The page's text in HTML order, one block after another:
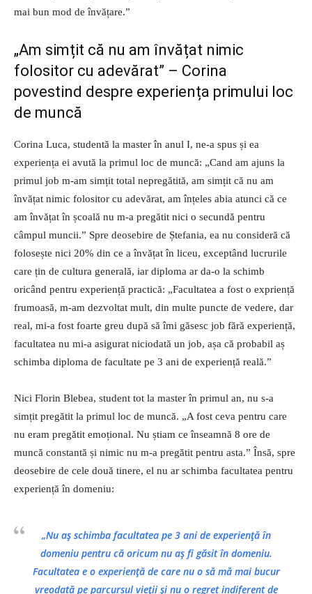
mai bun mod de învățare.”
„Am simțit că nu am învățat nimic
folositor cu adevărat” – Corina
povestind despre experiența primului loc
de muncă
Corina Luca, studentă la master în anul I, ne-a spus și ea
experiența ei avută la primul loc de muncă: „Cand am ajuns la
primul job m-am simțit total nepregătită, am simțit că nu am
învățat nimic folositor cu adevărat, am înțeles abia atunci că ce
am învățat în școală nu m-a pregătit nici o secundă pentru
câmpul muncii.” Spre deosebire de Ștefania, ea nu consideră că
folosește nici 20% din ce a învățat în liceu, exceptând lucrurile
care țin de cultura generală, iar diploma ar da-o la schimb
oricând pentru experiență practică: „Facultatea a fost o expriență
frumoasă, m-am dezvoltat mult, din multe puncte de vedere, dar
real, mi-a fost foarte greu după să îmi găsesc job fără experiență,
facultatea nu mi-a asigurat niciodată un job, așa că probabil aș
schimba diploma de facultate pe 3 ani de experiență reală.”
Nici Florin Blebea, student tot la master în primul an, nu s-a
simțit pregătit la primul loc de muncă. „A fost ceva pentru care
nu eram pregătit emoțional. Nu știam ce înseamnă 8 ore de
muncă constantă și nimic nu m-a pregătit pentru asta.” Însă, spre
deosebire de cele două tinere, el nu ar schimba facultatea pentru
experiență în domeniu:
„Nu aș schimba facultatea pe 3 ani de experiență în
domeniu pentru că oricum nu aș fi găsit în domeniu.
Facultatea e o experiență de care nu o să mă mai bucur
vreodată pe parcursul vieții și nu o regret indiferent de